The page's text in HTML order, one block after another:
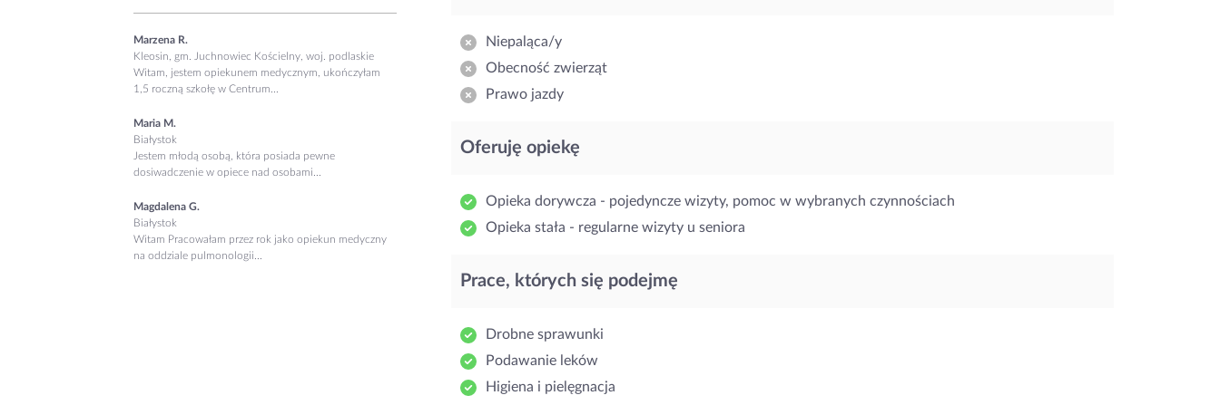
Marzena R.
Kleosin, gm. Juchnowiec Kościelny, woj. podlaskie
Witam, jestem opiekunem medycznym, ukończyłam
1,5 roczną szkołę w Centrum...
Maria M.
Białystok
Jestem młodą osobą, która posiada pewne
dosiwadczenie w opiece nad osobami...
Magdalena G.
Białystok
Witam Pracowałam przez rok jako opiekun medyczny
na oddziale pulmonologii...
Niepaląca/y
Obecność zwierząt
Prawo jazdy
Oferuję opiekę
Opieka dorywcza - pojedyncze wizyty, pomoc w wybranych czynnościach
Opieka stała - regularne wizyty u seniora
Prace, których się podejmę
Drobne sprawunki
Podawanie leków
Higiena i pielęgnacja